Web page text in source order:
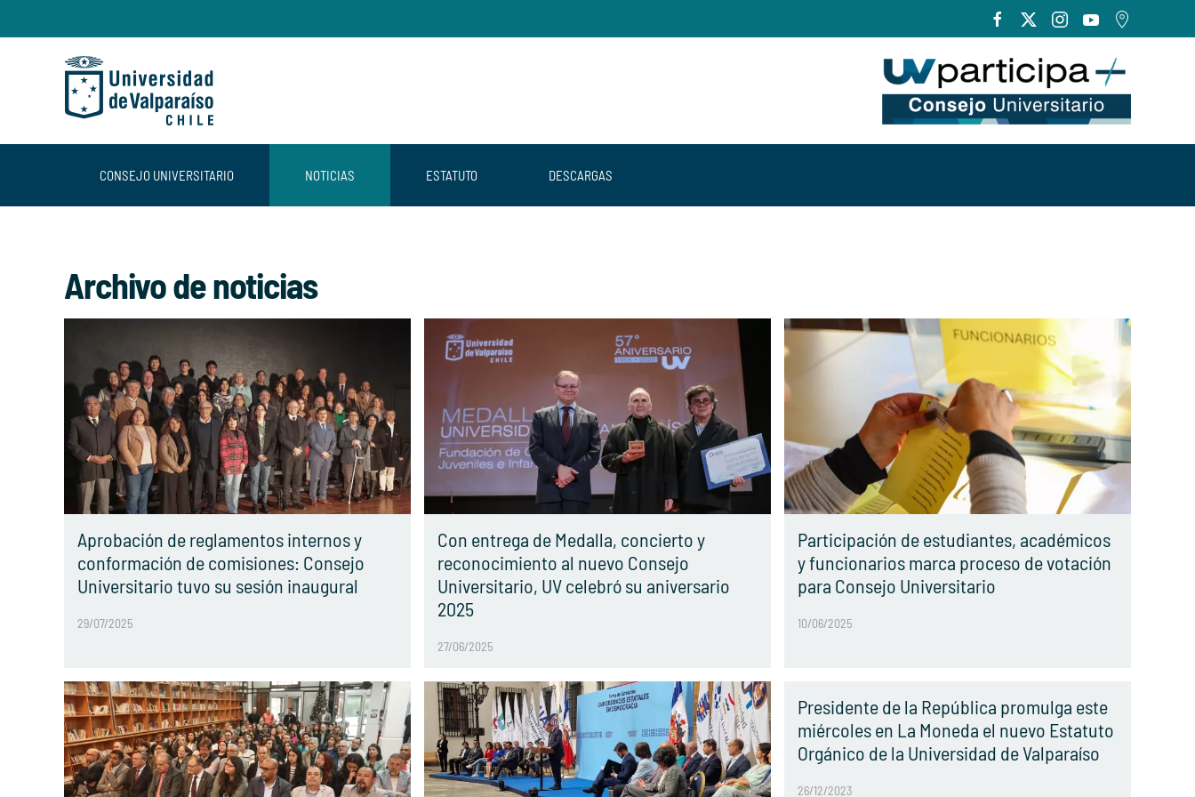
CONSEJO UNIVERSITARIO NOTICIAS ESTATUTO DESCARGAS
Archivo de noticias
Aprobación de reglamentos internos y
conformación de comisiones: Consejo
Universitario tuvo su sesión inaugural
29/07/2025
Con entrega de Medalla, concierto y
reconocimiento al nuevo Consejo
Universitario, UV celebró su aniversario
2025
27/06/2025
Participación de estudiantes, académicos
y funcionarios marca proceso de votación
para Consejo Universitario
10/06/2025
Presidente de la República promulga este
miércoles en La Moneda el nuevo Estatuto
Orgánico de la Universidad de Valparaíso
26/12/2023